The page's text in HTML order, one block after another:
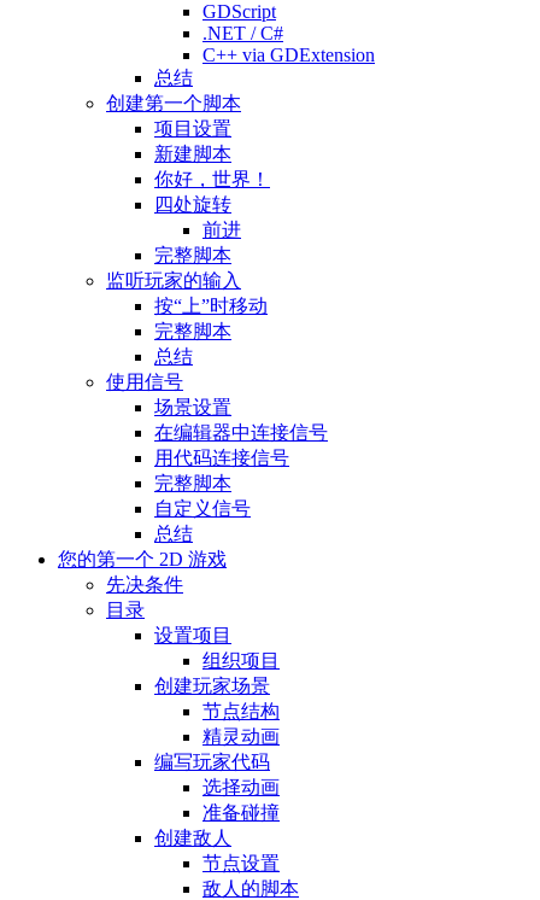
GDScript
.NET / C#
C++ via GDExtension
总结
创建第一个脚本
项目设置
新建脚本
你好，世界！
四处旋转
前进
完整脚本
监听玩家的输入
按“上”时移动
完整脚本
总结
使用信号
场景设置
在编辑器中连接信号
用代码连接信号
完整脚本
自定义信号
总结
您的第一个 2D 游戏
先决条件
目录
设置项目
组织项目
创建玩家场景
节点结构
精灵动画
编写玩家代码
选择动画
准备碰撞
创建敌人
节点设置
敌人的脚本